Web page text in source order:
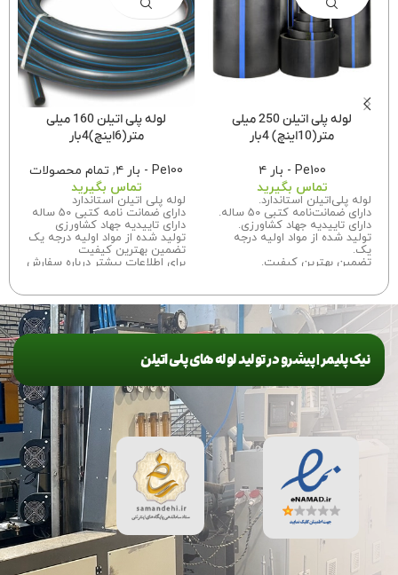
لوله پلی اتیلن 250 میلی
متر(10اینچ) 4بار
Pe100 - بار ۴
تماس بگیرید
لوله پلی‌اتیلن استاندارد.
دارای ضمانت‌نامه کتبی 50 ساله.
دارای تاییدیه جهاد کشاورزی.
تولید شده از مواد اولیه درجه
یک.
تضمین بهترین کیفیت.
لوله پلی اتیلن 160 میلی
متر(6اینچ)4بار
Pe100 - بار ۴ , تمام محصولات
تماس بگیرید
لوله پلی اتیلن استاندارد
دارای ضمانت نامه کتبی 50 ساله
دارای تاییدیه جهاد کشاورزی
تولید شده از مواد اولیه درجه یک
تضمین بهترین کیفیت
برای اطلاعات بیشتر درباره سفارش
نیک پلیمر | پیشرو در تولید لوله های پلی اتیلن